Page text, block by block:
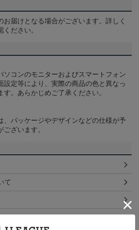
お届けとなる場合がございます。詳しく
ください。
ソコンのモニターおよびスマートフォン
設定等により、実際の商品の色と異なっ
。あらかじめご了承ください。
、パッケージやデザインなどの仕様が予
ざいます。
て